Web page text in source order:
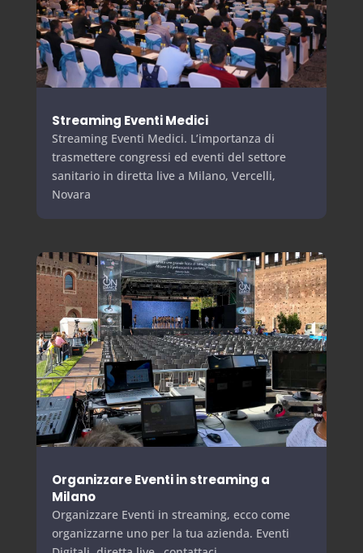
Streaming Eventi Medici
Streaming Eventi Medici. L’importanza di
trasmettere congressi ed eventi del settore
sanitario in diretta live a Milano, Vercelli,
Novara
Organizzare Eventi in streaming a
Milano
Organizzare Eventi in streaming, ecco come
organizzarne uno per la tua azienda. Eventi